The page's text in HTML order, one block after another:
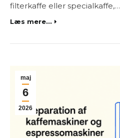
filterkaffe eller specialkaffe,…
Læs mere...
maj
6
2026